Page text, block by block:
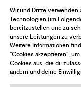
Möchtest du
dem
Abonniere den
Wir und Dritte verwenden
Technologien (im
bereitzustellen und zu
unsere Leistungen zu
Weitere Informationen
"Cookies akzeptieren",
Cookies aus, die du
ändern und deine